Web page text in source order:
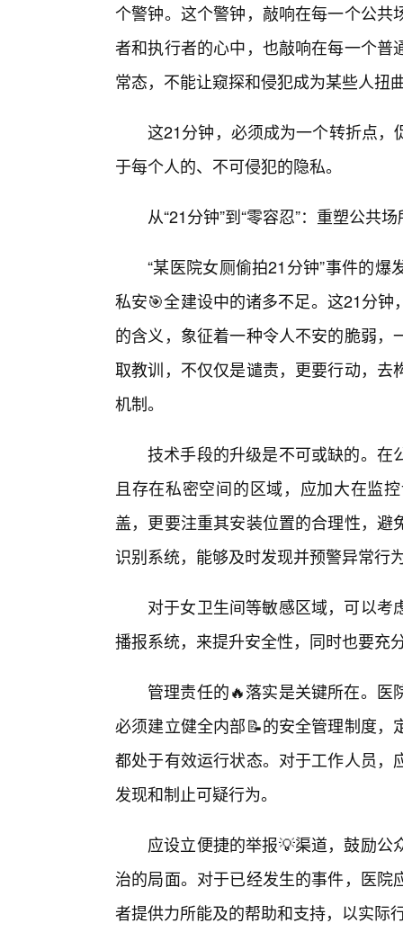
个警钟。这个警钟，敲响在每一个公
者和执行者的心中，也敲响在每一个
常态，不能让窥探和侵犯成为某些人扭
这21分钟，必须成为一个转折点
于每个人的、不可侵犯的隐私。
从“21分钟”到“零容忍”：重塑公共
“某医院女厕偷拍21分钟”事件的
私安🎯全建设中的诸多不足。这21分
的含义，象征着一种令人不安的脆弱
取教训，不仅仅是谴责，更要行动，
机制。
技术手段的升级是不可或缺的。在
且存在私密空间的区域，应加大在监
盖，更要注重其安装位置的合理性，
识别系统，能够及时发现并预警异常行
对于女卫生间等敏感区域，可以
播报系统，来提升安全性，同时也要充
管理责任的🔥落实是关键所在。
必须建立健全内部📝的安全管理制度
都处于有效运行状态。对于工作人员
发现和制止可疑行为。
应设立便捷的举报💡渠道，鼓励
治的局面。对于已经发生的事件，医
者提供力所能及的帮助和支持，以实际